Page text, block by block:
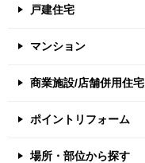
戸建住宅
マンション
商業施設/店舗併用住宅
ポイントリフォーム
場所・部位から探す